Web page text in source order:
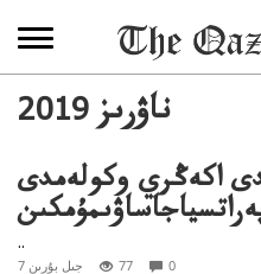
2019 ناۋرىز
اكەڭري وكولەمدى
..
7 جىل بۇرىن 77 0